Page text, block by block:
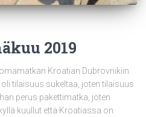
2019
Kroatian Dubrovnikiin
tilaisuus sukeltaa, joten tilaisuus
perus pakettimatka, joten
kuullut että Kroatiassa on